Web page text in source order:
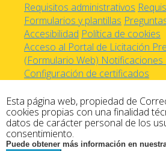
Requisitos administrativos
Formularios y plantillas
Accesibilidad Política de cookies
Acceso al Portal de Licitación
(Formulario Web) Notificaciones
Configuración de certificados
Esta página web, propiedad de
cookies propias con una finalidad
datos de carácter personal de los
consentimiento.
Puede obtener más información en